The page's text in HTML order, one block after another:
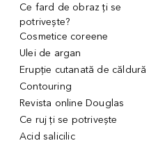
Ce fard de obraz ți se
potrivește?
Cosmetice coreene
Ulei de argan
Erupție cutanată de căldură
Contouring
Revista online Douglas
Ce ruj ți se potrivește
Acid salicilic